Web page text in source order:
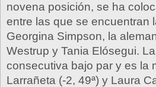
novena posición, se ha
entre las que se encuentran
Georgina Simpson, la
Westrup y Tania Elósegui.
consecutiva bajo par y es la
Larrañeta (-2, 49ª) y Laura